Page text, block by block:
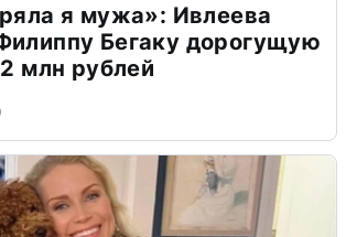
я мужа»: Ивлеева
Бегаку дорогущую
млн рублей